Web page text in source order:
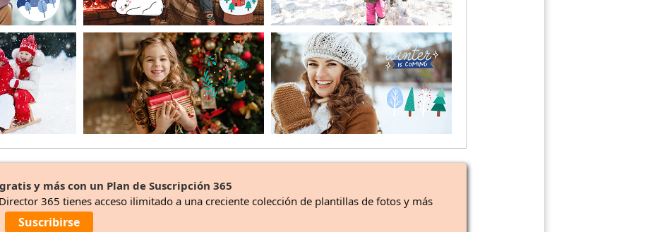
y más con un Plan de Suscripción 365
365 tienes acceso ilimitado a una creciente colección de plantillas de fotos y más
Suscribirse